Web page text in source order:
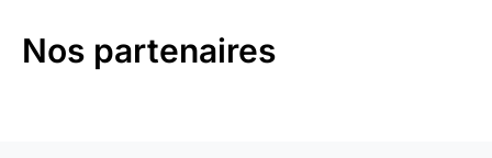
Nos partenaires